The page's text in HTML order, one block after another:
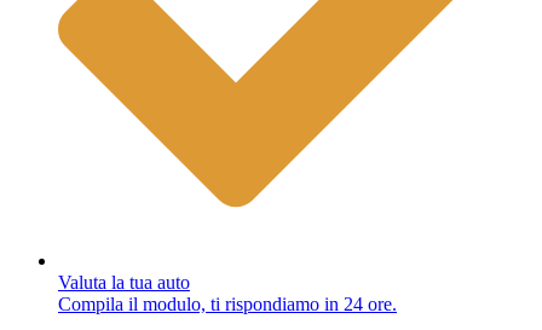
Valuta la tua auto
Compila il modulo, ti rispondiamo in 24 ore.